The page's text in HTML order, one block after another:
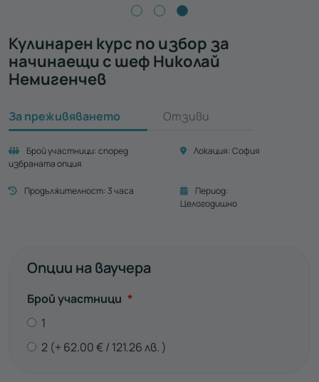
Кулинарен курс по избор за
начинаещи с шеф Николай
Немигенчев
За преживяването Отзиви
Брой участници:според
избраната опция
Локация:София
Продължителност:3 часа
Период:
Целогодишно
Опции на ваучера
Брой участници Задължително
*
1
2
62.00€ 121.26лв.